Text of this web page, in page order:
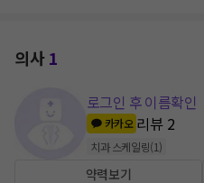
의사1
로그인 후 이름확인
카카오 리뷰 2
치과 스케일링(1)
약력보기